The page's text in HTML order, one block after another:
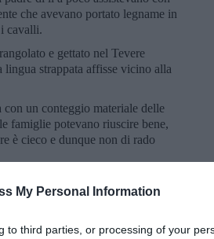
My Personal Information
to third parties, or processing of your
che avevano portato legname in
cavalli.
e gettato nel Tevere
lingua strappata affisse vicino alla
con un conteggio materiale delle
famiglie potevano riuscire bene,
è cieco e dunque non di rado
letterato di punta, e un
per un amore spirituale e
di un ruolo passivo dove il suo